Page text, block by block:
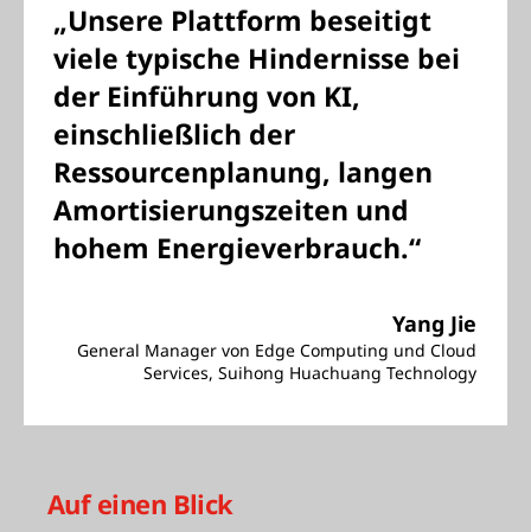
„Unsere Plattform beseitigt
viele typische Hindernisse bei
der Einführung von KI,
einschließlich der
Ressourcenplanung, langen
Amortisierungszeiten und
hohem Energieverbrauch.“
Yang Jie
General Manager von Edge Computing und Cloud
Services, Suihong Huachuang Technology
Auf einen Blick